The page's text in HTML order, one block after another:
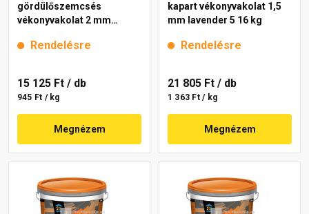
gördülőszemcsés
vékonyvakolat 2 mm
Rendelésre
15 125 Ft / db
945 Ft / kg
Megnézem
kapart vékonyvakolat 1,5
mm lavender 5 16 kg
Rendelésre
21 805 Ft / db
1 363 Ft / kg
Megnézem